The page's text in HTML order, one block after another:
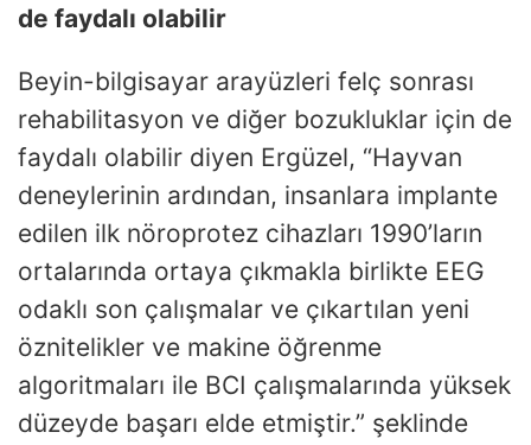
de faydalı olabilir
Beyin-bilgisayar arayüzleri felç sonrası
rehabilitasyon ve diğer bozukluklar için de
faydalı olabilir diyen Ergüzel, “Hayvan
deneylerinin ardından, insanlara implante
edilen ilk nöroprotez cihazları 1990’ların
ortalarında ortaya çıkmakla birlikte EEG
odaklı son çalışmalar ve çıkartılan yeni
öznitelikler ve makine öğrenme
algoritmaları ile BCI çalışmalarında yüksek
düzeyde başarı elde etmiştir.” şeklinde